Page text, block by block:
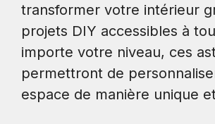
transformer votre intérieur
projets DIY accessibles à
importe votre niveau, ces
permettront de
espace de manière unique